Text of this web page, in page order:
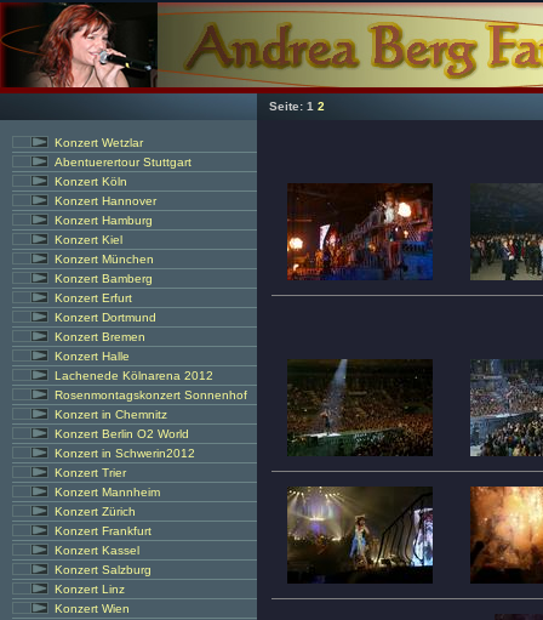
Seite: 1 2
Konzert Wetzlar
Abentuerertour Stuttgart
Konzert Köln
Konzert Hannover
Konzert Hamburg
Konzert Kiel
Konzert München
Konzert Bamberg
Konzert Erfurt
Konzert Dortmund
Konzert Bremen
Konzert Halle
Lachenede Kölnarena 2012
Rosenmontagskonzert Sonnenhof
Konzert in Chemnitz
Konzert Berlin O2 World
Konzert in Schwerin2012
Konzert Trier
Konzert Mannheim
Konzert Zürich
Konzert Frankfurt
Konzert Kassel
Konzert Salzburg
Konzert Linz
Konzert Wien